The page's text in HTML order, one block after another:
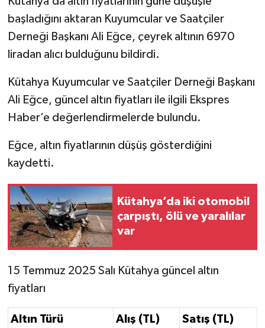
başladığını aktaran Kuyumcular ve Saatçiler
Derneği Başkanı Ali Eğce, çeyrek altının 6970
liradan alıcı bulduğunu bildirdi.
Kütahya Kuyumcular ve Saatçiler Derneği Başkanı
Ali Eğce, güncel altın fiyatları ile ilgili Ekspres
Haber’e değerlendirmelerde bulundu.
Eğce, altın fiyatlarının düşüş gösterdiğini
kaydetti.
Kütahya’da iki otomobil
çarpıştı, ölü ve yaralılar
var
15 Temmuz 2025 Salı Kütahya güncel altın
fiyatları
Altın Türü Alış (TL) Satış (TL)
İlçeler
Köşe Yazıları
Kültür Sanat
Kütahya
Magazin
Pazarlar
Politika
Resmi İlan